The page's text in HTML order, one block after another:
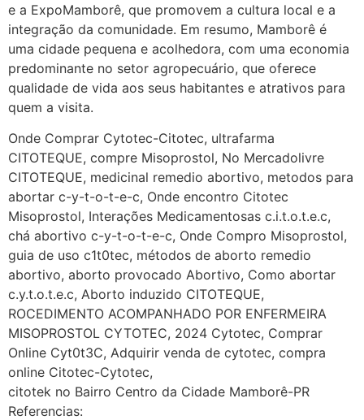
e a ExpoMamborê, que promovem a cultura local e a
integração da comunidade. Em resumo, Mamborê é
uma cidade pequena e acolhedora, com uma economia
predominante no setor agropecuário, que oferece
qualidade de vida aos seus habitantes e atrativos para
quem a visita.
Onde Comprar Cytotec-Citotec, ultrafarma
CITOTEQUE, compre Misoprostol, No Mercadolivre
CITOTEQUE, medicinal remedio abortivo, metodos para
abortar c-y-t-o-t-e-c, Onde encontro Citotec
Misoprostol, Interações Medicamentosas c.i.t.o.t.e.c,
chá abortivo c-y-t-o-t-e-c, Onde Compro Misoprostol,
guia de uso c1t0tec, métodos de aborto remedio
abortivo, aborto provocado Abortivo, Como abortar
c.y.t.o.t.e.c, Aborto induzido CITOTEQUE,
ROCEDIMENTO ACOMPANHADO POR ENFERMEIRA
MISOPROSTOL CYTOTEC, 2024 Cytotec, Comprar
Online Cyt0t3C, Adquirir venda de cytotec, compra
online Citotec-Cytotec,
citotek no Bairro Centro da Cidade Mamborê-PR
Referencias:
22/05/2026 17:09:25
G (1199866**** em
http://www.proaborto.com)
quem já tomou os remédio se
depois que para de menstruar
começa a sair um líquido
transparente, se é normal ?
22/05/2026 17:10:05
(879121**** em
http://www.proaborto.com)
Deve ser normal
22/05/2026 17:19:15
(879121**** em